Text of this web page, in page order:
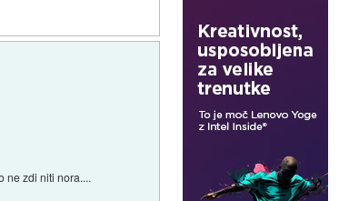
ne zdi niti nora....